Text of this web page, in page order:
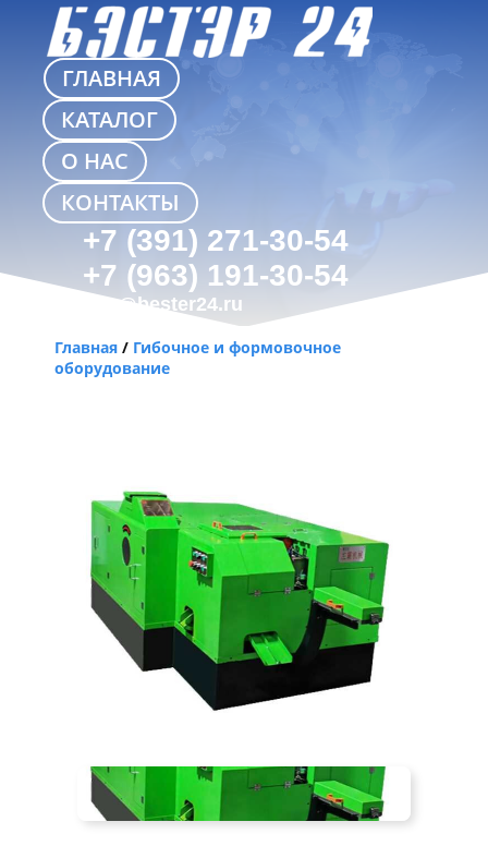
ГЛАВНАЯ
КАТАЛОГ
О НАС
КОНТАКТЫ
+7 (391) 271-30-54
+7 (963) 191-30-54
info@bester24.ru
Главная / Гибочное и формовочное
оборудование